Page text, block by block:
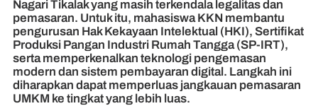
Nagari Tikalak yang masih terkendala legalitas dan
pemasaran. Untuk itu, mahasiswa KKN membantu
pengurusan Hak Kekayaan Intelektual (HKI), Sertifikat
Produksi Pangan Industri Rumah Tangga (SP-IRT),
serta memperkenalkan teknologi pengemasan
modern dan sistem pembayaran digital. Langkah ini
diharapkan dapat memperluas jangkauan pemasaran
UMKM ke tingkat yang lebih luas.